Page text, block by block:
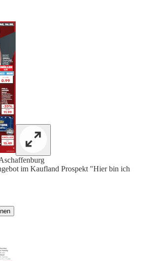
im Kaufland Prospekt "Hier bin ich